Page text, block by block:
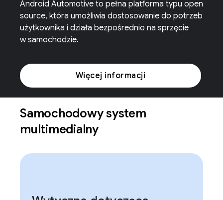
Android Automotive to pełna platforma typu open
source, która umożliwia dostosowanie do potrzeb
użytkownika i działa bezpośrednio na sprzęcie
w samochodzie.
Więcej informacji
Samochodowy system
multimedialny